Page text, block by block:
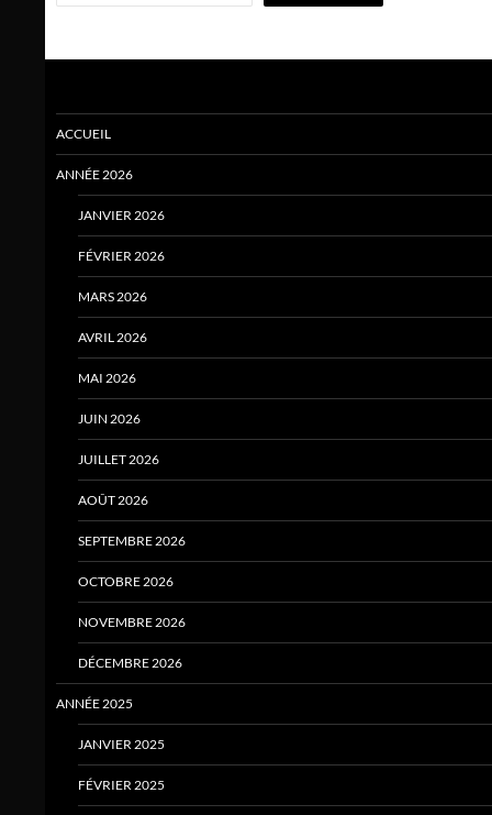
ACCUEIL
ANNÉE 2026
JANVIER 2026
FÉVRIER 2026
MARS 2026
AVRIL 2026
MAI 2026
JUIN 2026
JUILLET 2026
AOÛT 2026
SEPTEMBRE 2026
OCTOBRE 2026
NOVEMBRE 2026
DÉCEMBRE 2026
ANNÉE 2025
JANVIER 2025
FÉVRIER 2025